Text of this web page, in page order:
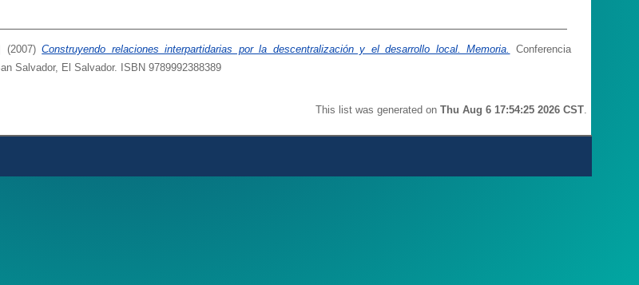
(2007)Construyendo relaciones interpartidarias por la descentralización y el desarrollo local. Memoria.
Conferencia
Salvador, El Salvador. ISBN 9789992388389
This list was generated on Thu Aug 6 17:54:25 2026 CST